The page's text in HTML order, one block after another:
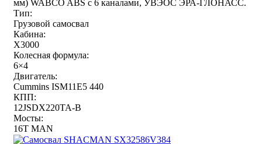
мм) WABCO ABS с 6 каналами, УВЭОС ЭРА-ГЛОНАСС.
Тип:
Грузовой самосвал
Кабина:
X3000
Колесная формула:
6×4
Двигатель:
Cummins ISM11E5 440
КПП:
12JSDX220TA-B
Мосты:
16T MAN